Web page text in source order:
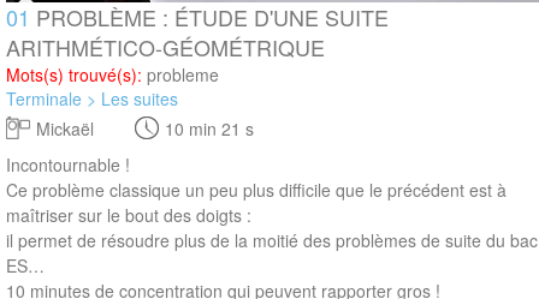
01 PROBLÈME : ÉTUDE D'UNE SUITE
ARITHMÉTICO-GÉOMÉTRIQUE
Mots(s) trouvé(s): probleme
Terminale > Les suites
Mickaël
10 min 21 s
Incontournable !
Ce problème classique un peu plus difficile que le précédent est à
maîtriser sur le bout des doigts :
il permet de résoudre plus de la moitié des problèmes de suite du bac
ES…
10 minutes de concentration qui peuvent rapporter gros !